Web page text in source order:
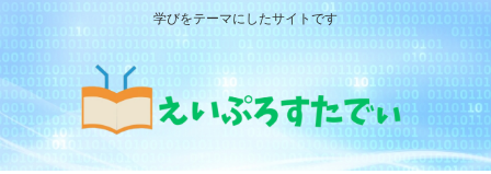
学びをテーマにしたサイトです